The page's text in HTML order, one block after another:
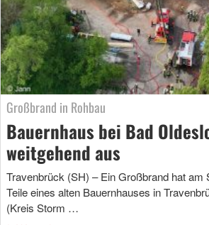
Großbrand in Rohbau
Bauernhaus bei Bad
weitgehend aus
Travenbrück (SH) – Ein Großbrand hat am
Teile eines alten Bauernhauses in
(Kreis Storm …